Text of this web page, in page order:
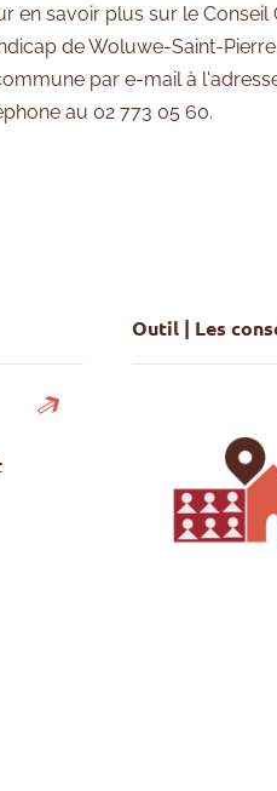
en savoir plus sur le
de Woluwe-Saint-
par e-mail à
au 02 773 05 60.
Outil | Les